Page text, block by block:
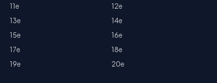
11e
12e
13e
14e
15e
16e
17e
18e
19e
20e